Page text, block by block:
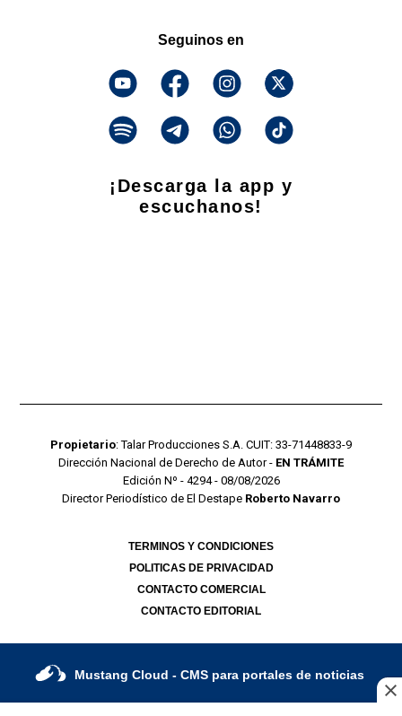
Seguinos en
¡Descarga la app y
escuchanos!
Propietario: Talar Producciones S.A. CUIT: 33-71448833-9
Dirección Nacional de Derecho de Autor - EN TRÁMITE
Edición Nº - 4294 - 08/08/2026
Director Periodístico de El Destape Roberto Navarro
TERMINOS Y CONDICIONES
POLITICAS DE PRIVACIDAD
CONTACTO COMERCIAL
CONTACTO EDITORIAL
Mustang Cloud - CMS para portales de noticias